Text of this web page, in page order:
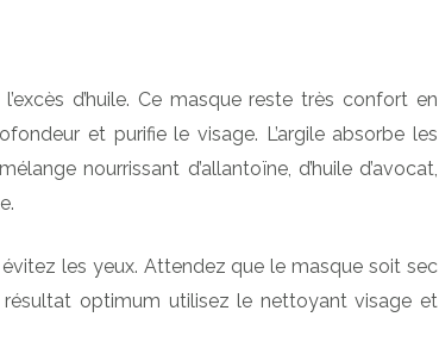
d’huile. Ce masque reste très confort en
et purifie le visage. L’argile absorbe les
nourrissant d’allantoïne, d’huile d’avocat,
les yeux. Attendez que le masque soit sec
résultat optimum utilisez le nettoyant visage et